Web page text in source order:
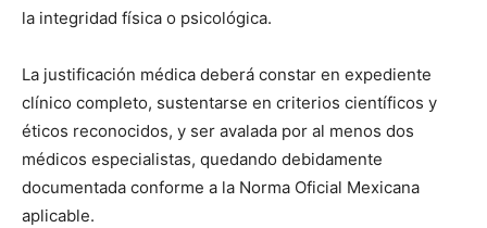
la integridad física o psicológica.
La justificación médica deberá constar en expediente
clínico completo, sustentarse en criterios científicos y
éticos reconocidos, y ser avalada por al menos dos
médicos especialistas, quedando debidamente
documentada conforme a la Norma Oficial Mexicana
aplicable.